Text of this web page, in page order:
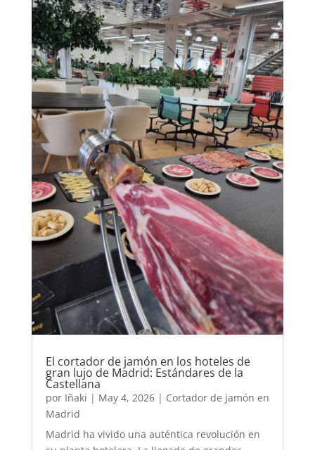
El cortador de jamón en los hoteles de
gran lujo de Madrid: Estándares de la
Castellana
por Iñaki | May 4, 2026| Cortador de jamón en
Madrid
Madrid ha vivido una auténtica revolución en